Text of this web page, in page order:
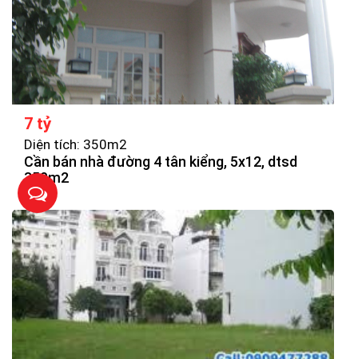
7 tỷ
Diện tích: 350m2
Cần bán nhà đường 4 tân kiểng, 5x12, dtsd
350m2